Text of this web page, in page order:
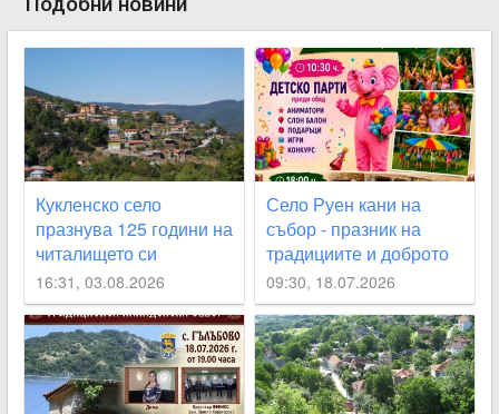
Кукленско село
празнува 125 години на
читалището си
16:31, 03.08.2026
Село Руен кани на
събор - празник на
традициите и доброто
настроението
09:30, 18.07.2026